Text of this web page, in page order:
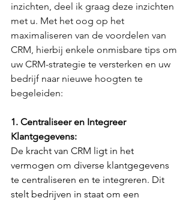
inzichten, deel ik graag deze inzichten
met u. Met het oog op het
maximaliseren van de voordelen van
CRM, hierbij enkele onmisbare tips om
uw CRM-strategie te versterken en uw
bedrijf naar nieuwe hoogten te
begeleiden:
1. Centraliseer en Integreer
Klantgegevens:
De kracht van CRM ligt in het
vermogen om diverse klantgegevens
te centraliseren en te integreren. Dit
stelt bedrijven in staat om een